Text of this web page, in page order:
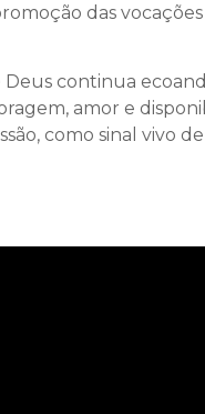
das
continua
amor e
como sinal vivo